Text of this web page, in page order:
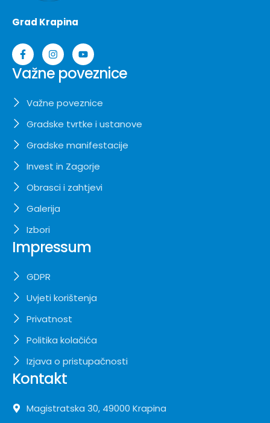
Grad Krapina
Važne poveznice
Važne poveznice
Gradske tvrtke i ustanove
Gradske manifestacije
Invest in Zagorje
Obrasci i zahtjevi
Galerija
Izbori
Impressum
GDPR
Uvjeti korištenja
Privatnost
Politika kolačića
Izjava o pristupačnosti
Kontakt
Magistratska 30, 49000 Krapina